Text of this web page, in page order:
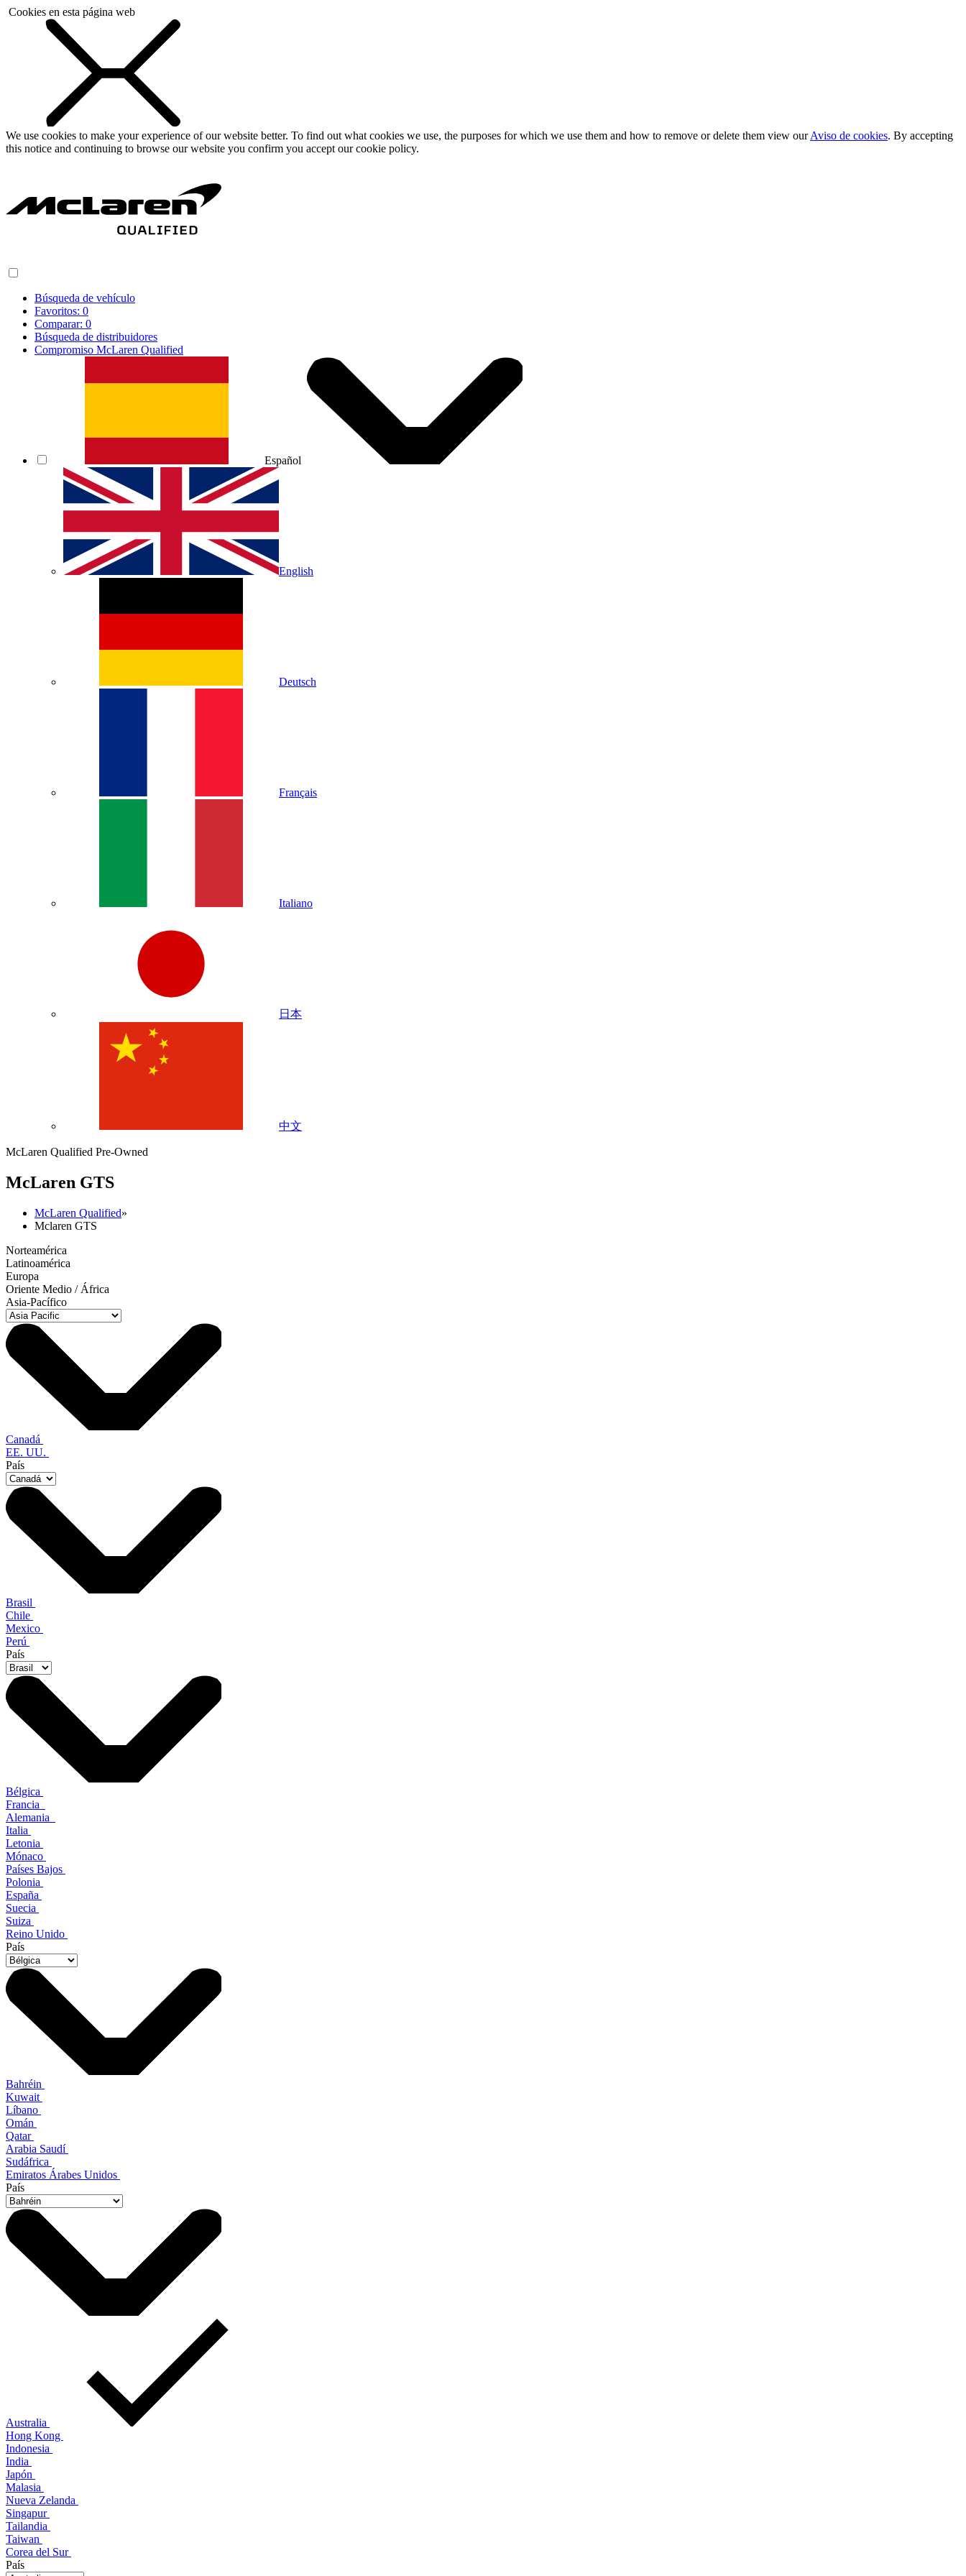
Cookies en esta página web
We use cookies to make your experience of our website better. To find out what cookies we use, the purposes for which we use them and how to remove or delete them view ourAviso de cookies. By accepting
this notice and continuing to browse our website you confirm you accept our cookie policy.
Búsqueda de vehículo
Favoritos: 0
Comparar: 0
Búsqueda de distribuidores
Compromiso McLaren Qualified
Español
English
Deutsch
Français
Italiano
日本
中文
McLaren Qualified Pre-Owned
McLaren GTS
McLaren Qualified»
Mclaren GTS
Norteamérica
Latinoamérica
Europa
Oriente Medio / África
Asia-Pacífico
Canadá
EE. UU.
País
Brasil
Chile
Mexico
Perú
País
Bélgica
Francia
Alemania
Italia
Letonia
Mónaco
Países Bajos
Polonia
España
Suecia
Suiza
Reino Unido
País
Bahréin
Kuwait
Líbano
Omán
Qatar
Arabia Saudí
Sudáfrica
Emiratos Árabes Unidos
País
Australia
Hong Kong
Indonesia
India
Japón
Malasia
Nueva Zelanda
Singapur
Tailandia
Taiwan
Corea del Sur
País